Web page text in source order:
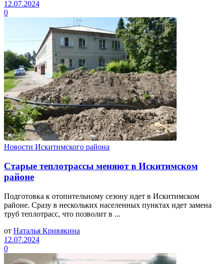
12.07.2024
0
Новости Искитимского района
Старые теплотрассы меняют в Искитимском
районе
Подготовка к отопительному сезону идет в Искитимском
районе. Сразу в нескольких населенных пунктах идет замена
труб теплотрасс, что позволит в ...
от Наталья Кривякина
12.07.2024
0